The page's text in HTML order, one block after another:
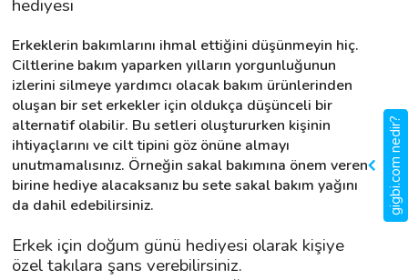
hediyesi
Erkeklerin bakımlarını ihmal ettiğini düşünmeyin hiç.
Ciltlerine bakım yaparken yılların yorgunluğunun
izlerini silmeye yardımcı olacak bakım ürünlerinden
oluşan bir set erkekler için oldukça düşünceli bir
alternatif olabilir. Bu setleri oluştururken kişinin
ihtiyaçlarını ve cilt tipini göz önüne almayı
unutmamalısınız. Örneğin sakal bakımına önem veren
birine hediye alacaksanız bu sete sakal bakım yağını
da dahil edebilirsiniz.
Erkek için doğum günü hediyesi olarak kişiye
özel takılara şans verebilirsiniz.
gigbi.com nedir?